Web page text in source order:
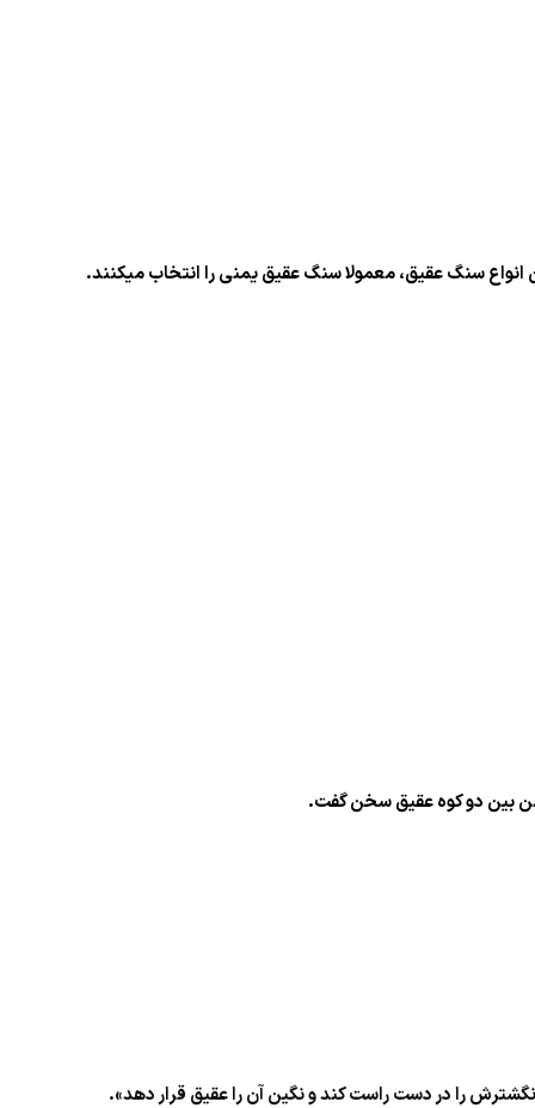
سنگ عقیق، معمولا سنگ عقیق یمنی را انتخاب میکنند.
من بین دو کوه عقیق سخن گفت.
را در دست راست کند و نگین آن را عقیق قرار دهد».